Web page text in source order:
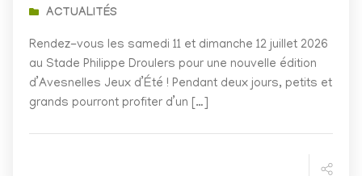
ACTUALITÉS
Rendez-vous les samedi 11 et dimanche 12 juillet 2026
au Stade Philippe Droulers pour une nouvelle édition
d’Avesnelles Jeux d’Été ! Pendant deux jours, petits et
grands pourront profiter d’un […]